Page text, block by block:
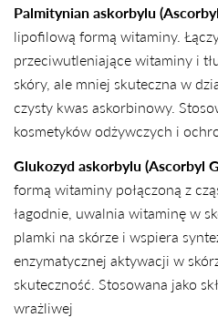
Palmitynian askorbylu
lipofilową formą witaminy.
przeciwutleniające witaminy i
skóry, ale mniej skuteczna w
czysty kwas askorbinowy.
kosmetyków odżywczych i
Glukozyd askorbylu (Ascorbyl
formą witaminy połączoną z
łagodnie, uwalnia witaminę w
plamki na skórze i wspiera
enzymatycznej aktywacji w
skuteczność. Stosowana jako
wrażliwej